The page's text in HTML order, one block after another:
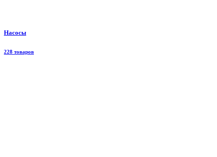
Насосы
228 товаров